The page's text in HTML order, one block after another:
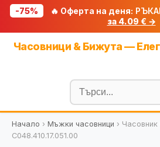
-75% 🔥 Оферта на деня:
за 4.09 € →
Часовници & Бижута —
Блог
🧮 Калкулатори
🔍 Намери
Начало › Мъжки часовници › Часовник
C048.410.17.051.00